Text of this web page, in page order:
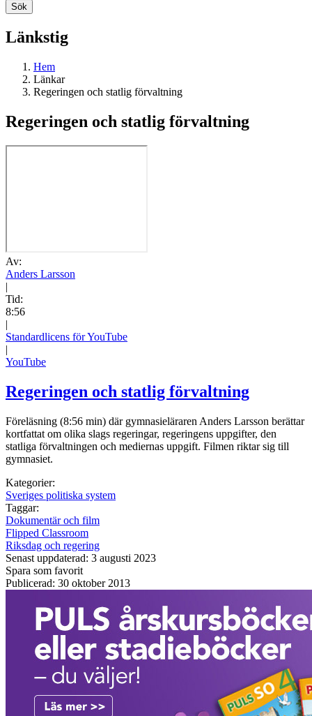
Länkstig
Hem
Länkar
Regeringen och statlig förvaltning
Regeringen och statlig förvaltning
Av:
Anders Larsson
|
Tid:
8:56
|
Standardlicens för YouTube
|
YouTube
Regeringen och statlig förvaltning
Föreläsning (8:56 min) där gymnasieläraren Anders Larsson berättar
kortfattat om olika slags regeringar, regeringens uppgifter, den
statliga förvaltningen och mediernas uppgift. Filmen riktar sig till
gymnasiet.
Kategorier:
Sveriges politiska system
Taggar:
Dokumentär och film
Flipped Classroom
Riksdag och regering
Senast uppdaterad: 3 augusti 2023
Spara som favorit
Publicerad: 30 oktober 2013